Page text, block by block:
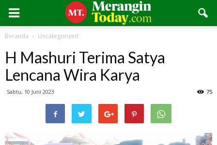
Beranda Uncategorized
H Mashuri Terima Satya
Lencana Wira Karya
Sabtu, 10 Juni 2023 75